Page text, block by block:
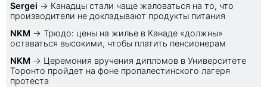
Sеrgei → Канадцы стали чаще жаловаться на то, что
производители не докладывают продукты питания
NKM → Трюдо: цены на жилье в Канаде «должны»
оставаться высокими, чтобы платить пенсионерам
NKM → Церемония вручения дипломов в Университете
Торонто пройдет на фоне пропалестинского лагеря
протеста